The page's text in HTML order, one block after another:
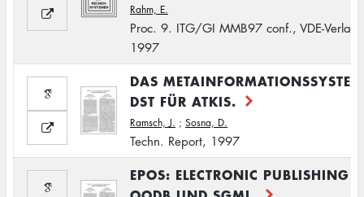
Rahm, E.
Proc. 9. ITG/GI MMB97 conf., VDE-Verlag,
1997
DAS METAINFORMATIONSSYSTEM
DST FÜR ATKIS.
Ramsch, J. ; Sosna, D.
Techn. Report, 1997
EPOS: ELECTRONIC PUBLISHING